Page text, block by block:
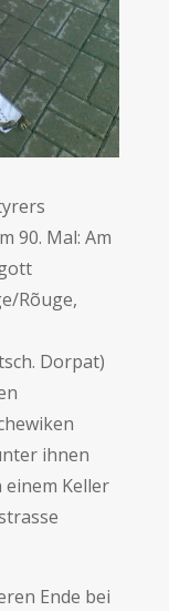
90. Mal: Am
Rõuge,
Dorpat)
ihnen
Keller
Ende bei